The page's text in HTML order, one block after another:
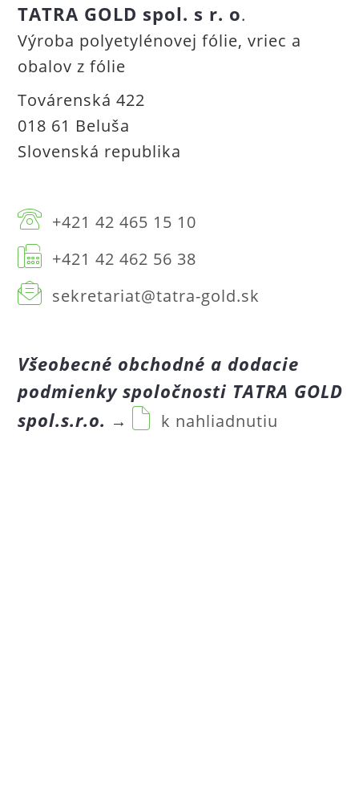
TATRA GOLD spol. s r. o.
Výroba polyetylénovej fólie, vriec a
obalov z fólie
Továrenská 422
018 61 Beluša
Slovenská republika
+421 42 465 15 10
+421 42 462 56 38
sekretariat@tatra-gold.sk
Všeobecné obchodné a dodacie
podmienkyspoločnosti TATRA GOLD
spol.s.r.o. → k nahliadnutiu